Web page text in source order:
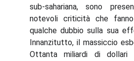
sub-sahariana, sono
notevoli criticità che
qualche dubbio sulla sua
Innanzitutto, il massiccio
Ottanta miliardi di dollari